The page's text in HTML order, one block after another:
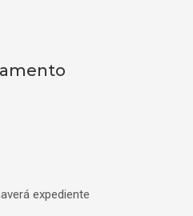
expediente